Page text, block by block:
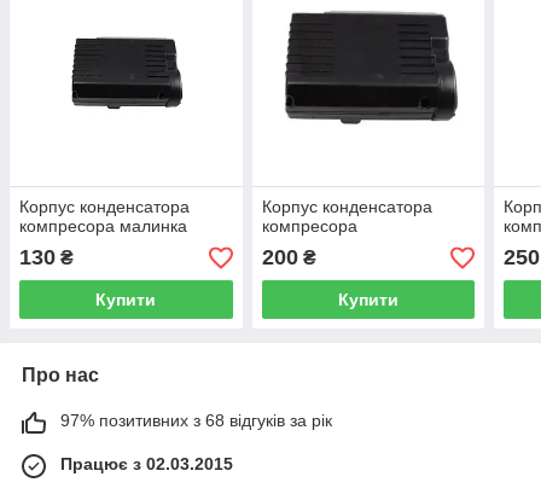
Корпус конденсатора
компресора малинка
130 ₴
Купити
Корпус конденсатора
компресора
200₴
Купити
250
Про нас
97% позитивних з 68 відгуків за рік
Працює з 02.03.2015